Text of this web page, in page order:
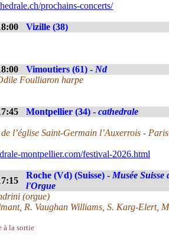
prochains-concerts/
Vizille (38)
Vimoutiers (61) - Nd
Foulliaron harpe
Montpellier (34) - cathedrale
l’église Saint-Germain l’Auxerrois - Paris
montpellier.com/festival-2026.html
Roche (Vd) (Suisse) - Musée Suisse
l'Orgue
(orgue)
R. Vaughan Williams, S. Karg-Elert,
à la sortie